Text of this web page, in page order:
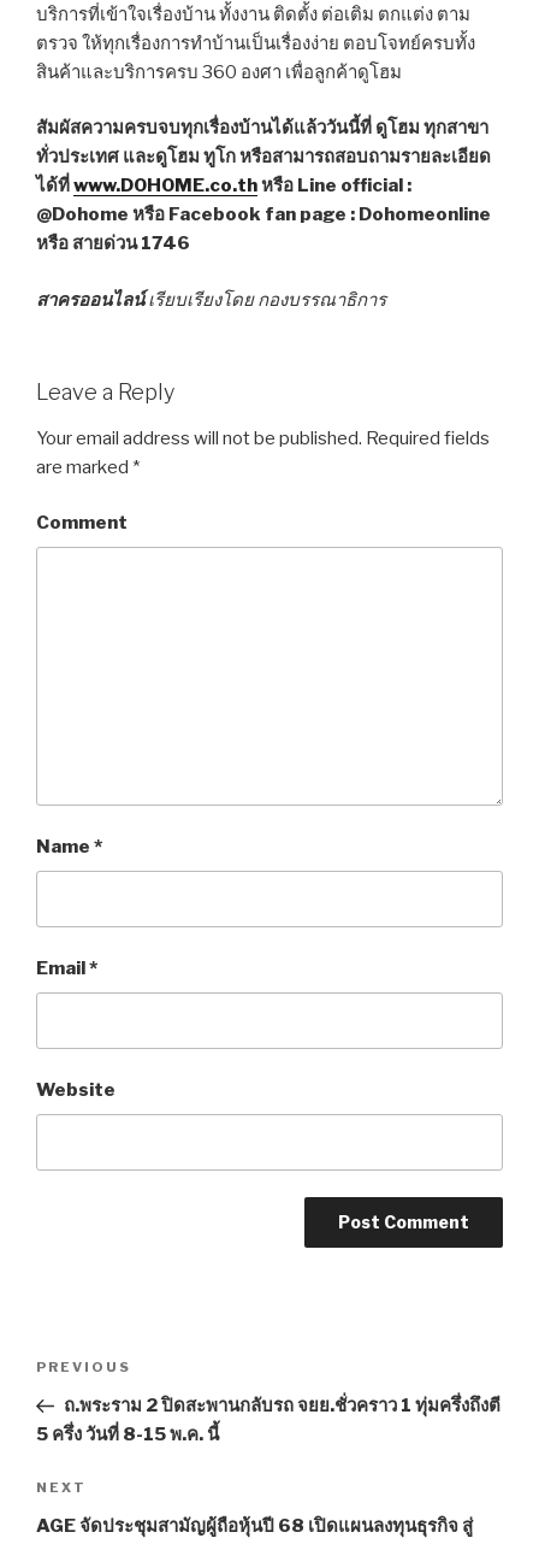
บริการที่เข้าใจเรื่องบ้าน ทั้งงาน ติดตั้ง ต่อเติม ตกแต่ง ตาม
ตรวจ ให้ทุกเรื่องการทำบ้านเป็นเรื่องง่าย ตอบโจทย์ครบทั้ง
สินค้าและบริการครบ 360 องศา เพื่อลูกค้าดูโฮม
สัมผัสความครบจบทุกเรื่องบ้านได้แล้ววันนี้ที่ ดูโฮม ทุกสาขา
ทั่วประเทศ และดูโฮม ทูโก หรือสามารถสอบถามรายละเอียด
ได้ที่www.DOHOME.co.thหรือ Line official :
@Dohome หรือ Facebook fan page : Dohomeonline
หรือ สายด่วน 1746
สาครออนไลน์เรียบเรียงโดย กองบรรณาธิการ
Leave a Reply
Your email address will not be published. Required fields
are marked *
Comment
Name *
Email *
Website
Post
Previous
Post
PREVIOUS
ถ.พระราม 2 ปิดสะพานกลับรถ จยย.ชั่วคราว 1 ทุ่มครึ่งถึงตี
5 ครึ่ง วันที่ 8-15 พ.ค. นี้
Next
Post
NEXT
AGE จัดประชุมสามัญผู้ถือหุ้นปี 68 เปิดแผนลงทุนธุรกิจ สู่